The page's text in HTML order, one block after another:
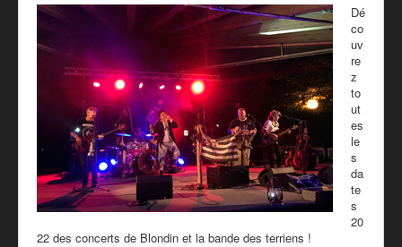
Dé
co
uv
re
z
to
ut
es
le
s
da
te
s
20
22 des concerts de Blondin et la bande des terriens !